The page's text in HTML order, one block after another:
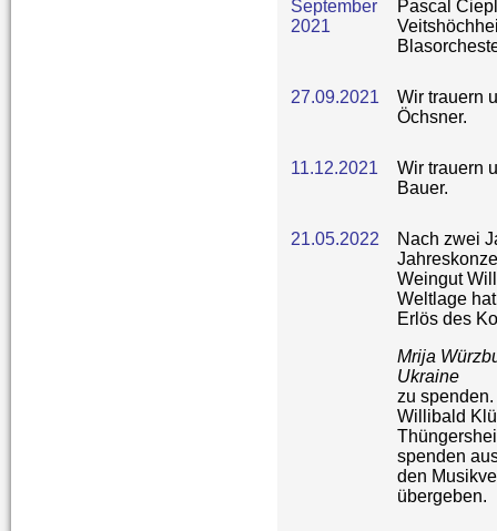
September
2021
Pascal
27.09.2021
Wir trauern
Öchsner.
11.12.2021
Wir trauern
Bauer.
21.05.2022
Nach zwei
Weingut
Weltlage
Erlös des
Mrija
Ukraine
zu
Willibald
spenden
den
übergeben.